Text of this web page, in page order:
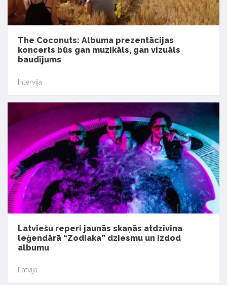
The Coconuts: Albuma prezentācijas
koncerts būs gan muzikāls, gan vizuāls
baudījums
Intervija
Latviešu reperi jaunās skaņās atdzīvina
leģendārā “Zodiaka” dziesmu un izdod
albumu
Latvijā